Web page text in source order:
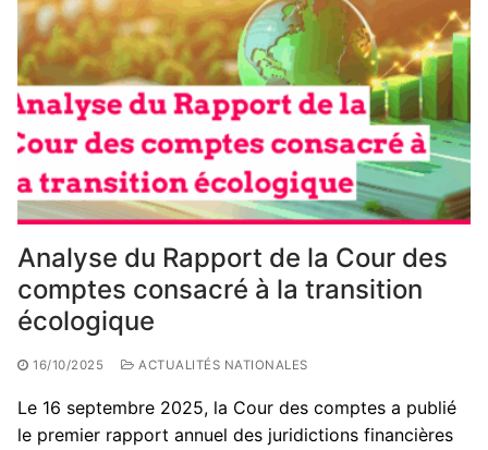
Analyse du Rapport de la Cour des
comptes consacré à la transition
écologique
16/10/2025 ACTUALITÉS NATIONALES
Le 16 septembre 2025, la Cour des comptes a publié
le premier rapport annuel des juridictions financières